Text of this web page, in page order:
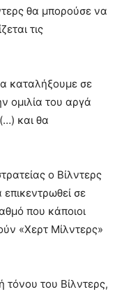
θα μπορούσε να
τις
καταλήξουμε σε
ομιλία του αργά
και θα
ο Βίλντερς
σε
που κάποιοι
«Χερτ Μίλντερς»
του Βίλντερς,